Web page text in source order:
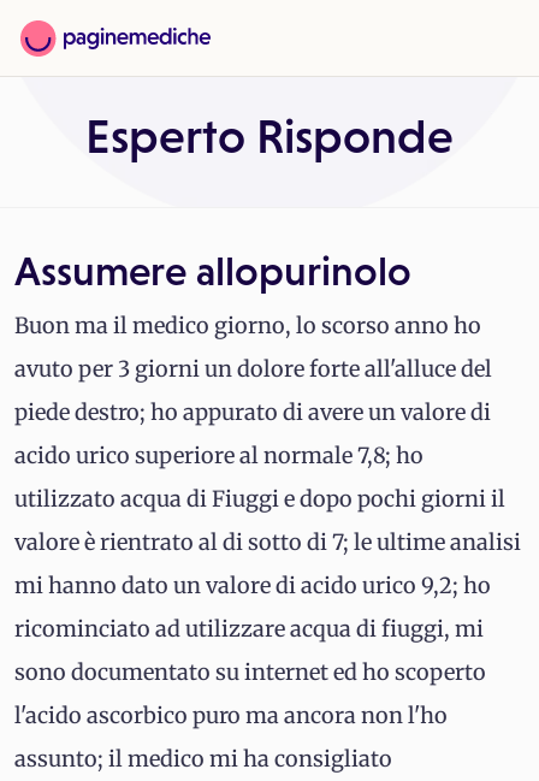
Esperto Risponde
Assumere allopurinolo
Buon ma il medico giorno, lo scorso anno ho
avuto per 3 giorni un dolore forte all'alluce del
piede destro; ho appurato di avere un valore di
acido urico superiore al normale 7,8; ho
utilizzato acqua di Fiuggi e dopo pochi giorni il
valore è rientrato al di sotto di 7; le ultime analisi
mi hanno dato un valore di acido urico 9,2; ho
ricominciato ad utilizzare acqua di fiuggi, mi
sono documentato su internet ed ho scoperto
l'acido ascorbico puro ma ancora non l'ho
assunto; il medico mi ha consigliato